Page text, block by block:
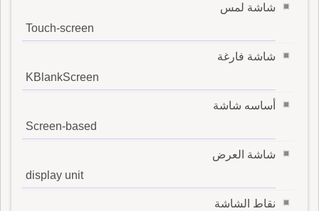
شاشة لمس
Touch-screen
شاشة فارغة
KBlankScreen
أساسه شاشة
Screen-based
شاشة العرض
display unit
نقاط الشاشة